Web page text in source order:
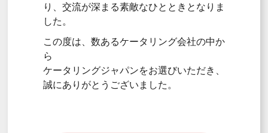
り、交流が深まる素敵なひとときとなりま
した。
この度は、数あるケータリング会社の中か
ら
ケータリングジャパンをお選びいただき、
誠にありがとうございました。